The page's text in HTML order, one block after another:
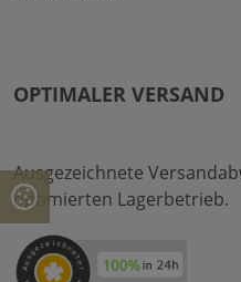
OPTIMALER VERSAND
Ausgezeichnete
optimierten Lagerbetrieb.